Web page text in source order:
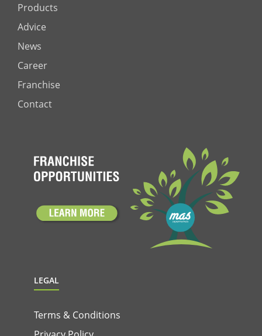
Products
Advice
News
Career
Franchise
Contact
LEGAL
Terms & Conditions